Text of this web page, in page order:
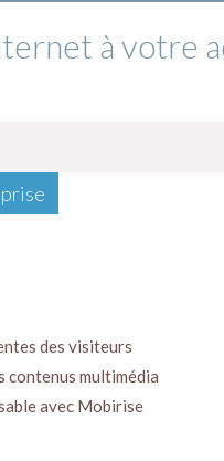
à votre
des visiteurs
contenus multimédia
avec Mobirise